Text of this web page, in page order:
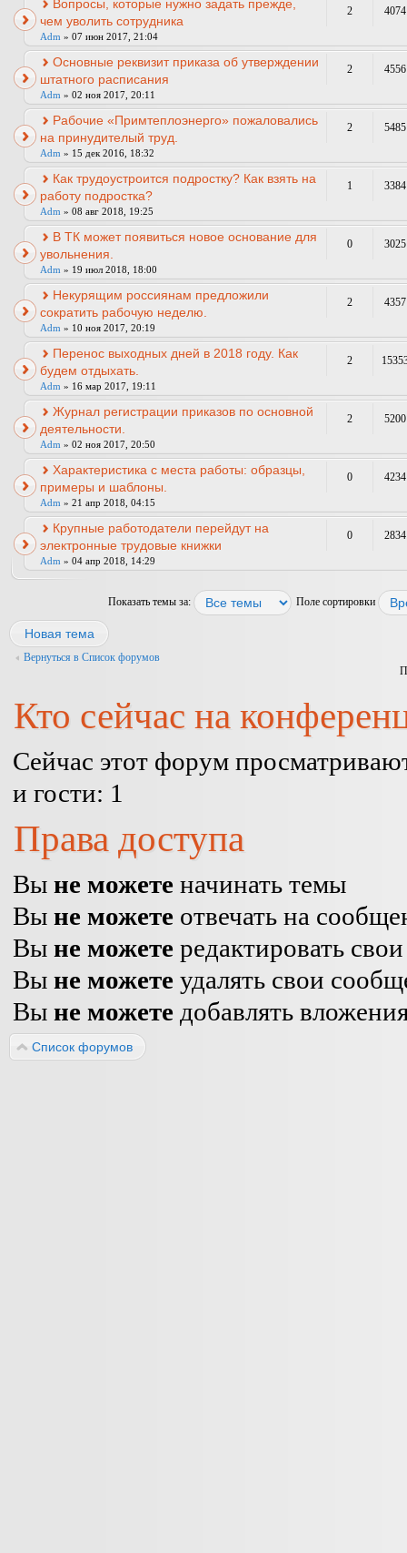
Вопросы, которые нужно задать прежде,
чем уволить сотрудника
Adm » 07 июн 2017, 21:04
2 4074
Основные реквизит приказа об утверждении
штатного расписания
Adm » 02 ноя 2017, 20:11
2 4556
Рабочие «Примтеплоэнерго» пожаловались
на принудителый труд.
Adm » 15 дек 2016, 18:32
2 5485
Как трудоустроится подростку? Как взять на
работу подростка?
Adm » 08 авг 2018, 19:25
1 3384
В ТК может появиться новое основание для
увольнения.
Adm » 19 июл 2018, 18:00
0 3025
Некурящим россиянам предложили
сократить рабочую неделю.
Adm » 10 ноя 2017, 20:19
2 4357
Перенос выходных дней в 2018 году. Как
будем отдыхать.
Adm » 16 мар 2017, 19:11
2
Журнал регистрации приказов по основной
деятельности.
Adm » 02 ноя 2017, 20:50
2 5200
Характеристика с места работы: образцы,
примеры и шаблоны.
Adm » 21 апр 2018, 04:15
0 4234
Крупные работодатели перейдут на
электронные трудовые книжки
Adm » 04 апр 2018, 14:29
0 2834
Показать темы за: Поле сортировки
Новая тема
Вернуться в Список форумов
Кто сейчас на
Сейчас этот форум
и гости: 1
Права доступа
Вы не можете начинать темы
Вы не можете отвечать на
Вы не можете редактировать
Вы не можете удалять свои
Вы не можете добавлять
Список форумов